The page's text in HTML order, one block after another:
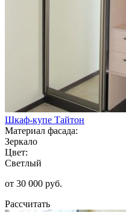
Шкаф-купе Тайтон
Материал фасада:
Зеркало
Цвет:
Светлый
от 30 000 руб.
Рассчитать